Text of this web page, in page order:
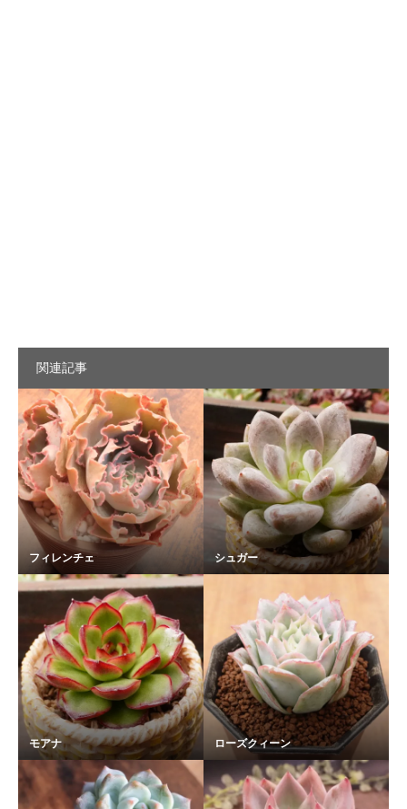
関連記事
フィレンチェ シュガー
モアナ ローズクィーン